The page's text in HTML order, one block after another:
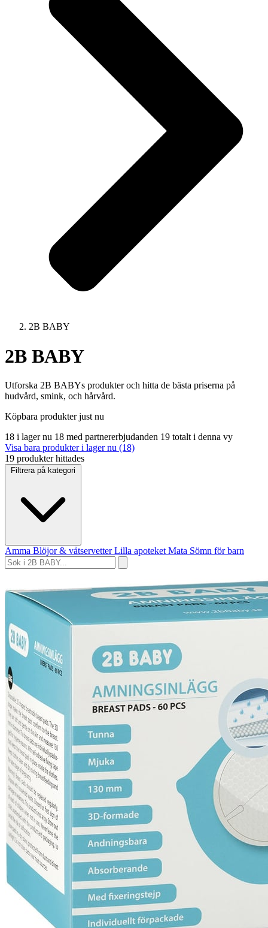
2B BABY
2B BABY
Utforska 2B BABYs produkter och hitta de bästa priserna på
hudvård, smink, och hårvård.
Köpbara produkter just nu
18 i lager nu 18 med partnererbjudanden 19 totalt i denna vy
Visa bara produkter i lager nu (18)
19 produkter hittades
Filtrera på kategori
Amma Blöjor & våtservetterLilla apoteket Mata Sömn för barn